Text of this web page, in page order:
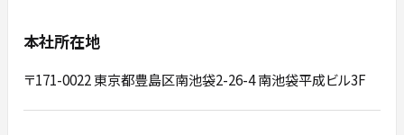
本社所在地
〒171-0022 東京都豊島区南池袋2-26-4 南池袋平成ビル3F